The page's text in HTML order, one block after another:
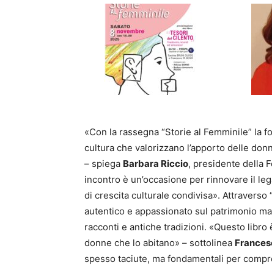
«Con la rassegna “Storie al Femminile” la
cultura che valorizzano l’apporto delle
– spiega Barbara Riccio, presidente della
incontro è un’occasione per rinnovare il
di crescita culturale condivisa». Attraverso
autentico e appassionato sul patrimonio
racconti e antiche tradizioni. «Questo
donne che lo abitano» – sottolinea
spesso taciute, ma fondamentali per